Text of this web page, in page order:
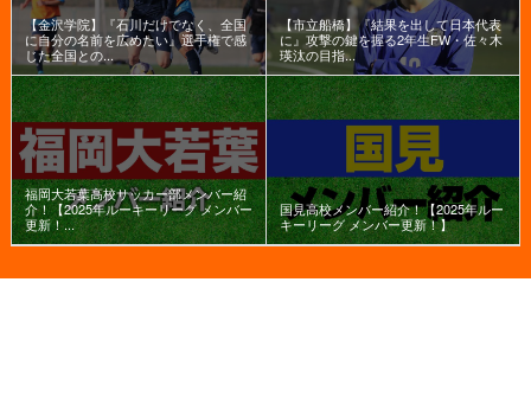
【金沢学院】『石川だけでなく、全国
に自分の名前を広めたい』選手権で感
じた全国との...
【市立船橋】『結果を出して日本代表
に』攻撃の鍵を握る2年生FW・佐々木
瑛汰の目指...
福岡大若葉高校サッカー部メンバー紹
介！【2025年ルーキーリーグ メンバー
更新！...
国見高校メンバー紹介！【2025年ルー
キーリーグ メンバー更新！】